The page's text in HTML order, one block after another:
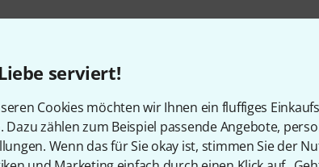
serviert!
Cookies möchten wir Ihnen ein fluffiges
Dazu zählen zum Beispiel passende Angebote,
Wenn das für Sie okay ist, stimmen Sie der
& passende